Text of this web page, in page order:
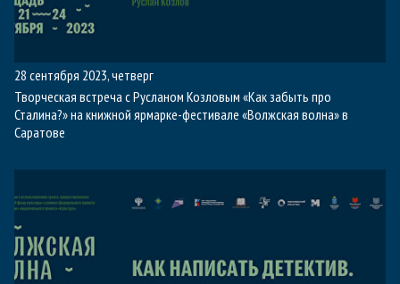
28 сентября 2023, четверг
Творческая встреча с Русланом Козловым «Как забыть про
Сталина?» на книжной ярмарке-фестивале «Волжская волна» в
Саратове